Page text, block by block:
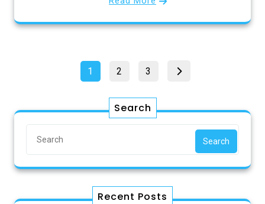
Pagination
publications
Page
1 Page
2 Page
3
Search
Search
Recent Posts